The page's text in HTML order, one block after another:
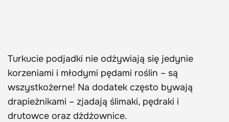
Turkucie podjadki nie odżywiają się jedynie
korzeniami i młodymi pędami roślin – są
wszystkożerne! Na dodatek często bywają
drapieżnikami – zjadają ślimaki, pędraki i
drutowce oraz dżdżownice.